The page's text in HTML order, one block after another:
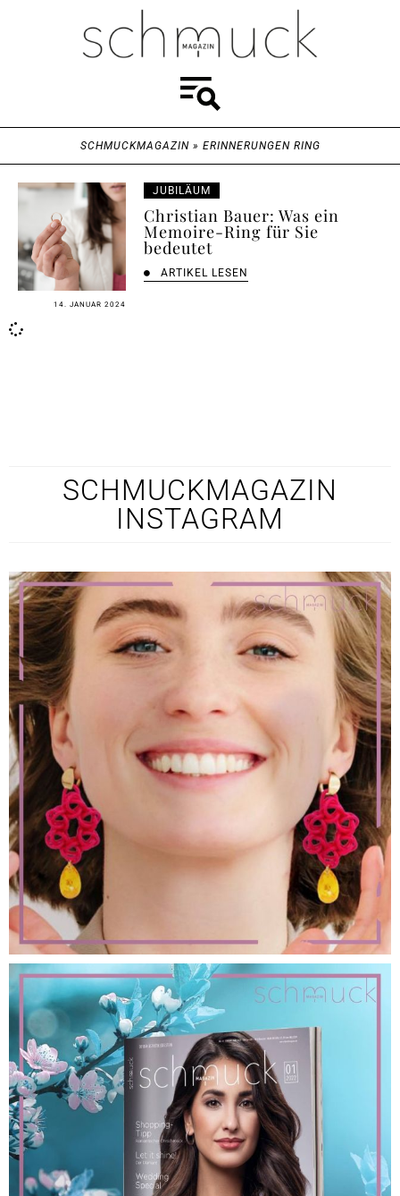
SCHMUCKMAGAZIN» ERINNERUNGEN RING
14. JANUAR 2024
JUBILÄUM
Christian Bauer: Was ein
Memoire-Ring für Sie
bedeutet
ARTIKEL LESEN
SCHMUCKMAGAZIN
INSTAGRAM